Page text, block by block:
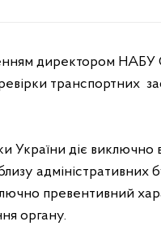
транспортних
України діє
адміністративних
превентивний
органу.